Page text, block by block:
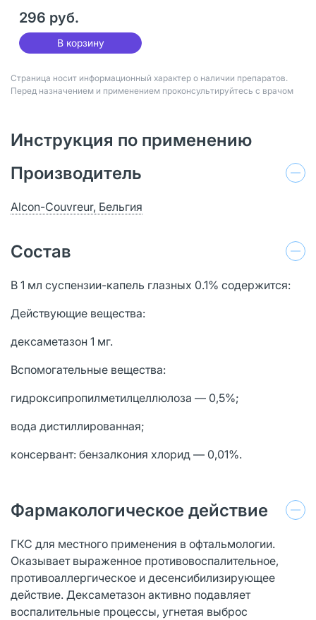
296 руб.
В корзину
Страница носит информационный характер о наличии препаратов.
Перед назначением и применением проконсультируйтесь с врачом
Инструкция по применению
Производитель
Alcon-Couvreur, Бельгия
Состав
В 1 мл суспензии-капель глазных 0.1% содержится:
Действующие вещества:
дексаметазон 1 мг.
Вспомогательные вещества:
гидроксипропилметилцеллюлоза — 0,5%;
вода дистиллированная;
консервант: бензалкония хлорид — 0,01%.
Фармакологическое действие
ГКС для местного применения в офтальмологии.
Оказывает выраженное противовоспалительное,
противоаллергическое и десенсибилизирующее
действие. Дексаметазон активно подавляет
воспалительные процессы, угнетая выброс